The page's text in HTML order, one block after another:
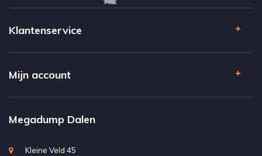
Klantenservice
Mijn account
Megadump Dalen
Kleine Veld 45